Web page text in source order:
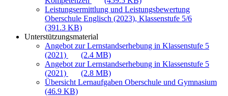
Leistungsermittlung und Leistungsbewertung
Oberschule Englisch (2023), Klassenstufe 5/6
(391.3 KB)
Unterstützungsmaterial
Angebot zur Lernstandserhebung in Klassenstufe 5
(2021)
(2.4 MB)
Angebot zur Lernstandserhebung in Klassenstufe 5
(2021)
(2.8 MB)
Übersicht Lernaufgaben Oberschule und Gymnasium
(46.9 KB)